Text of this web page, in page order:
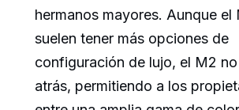
hermanos mayores. Aunque
suelen tener más opciones de
configuración de lujo, el M2
atrás, permitiendo a los